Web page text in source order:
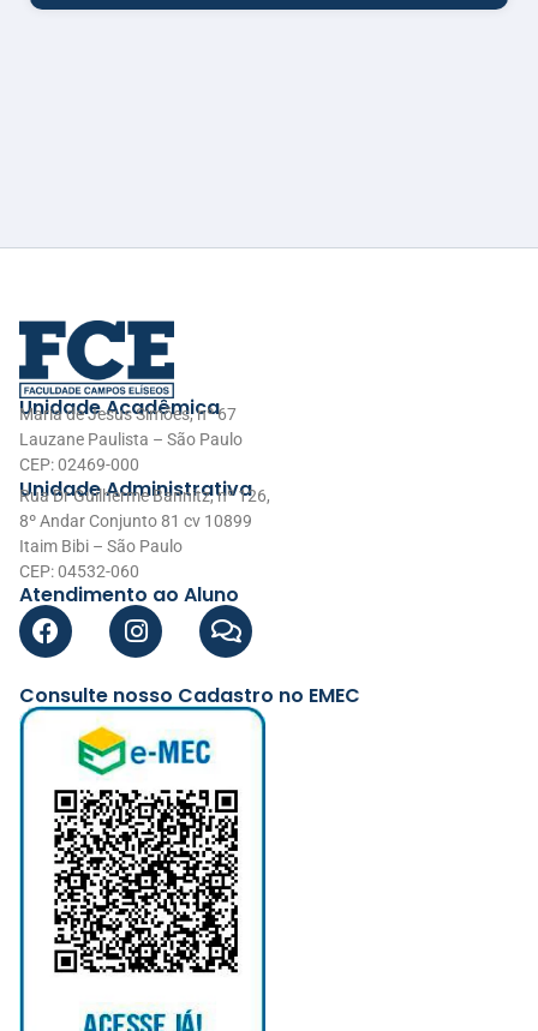
Unidade Acadêmica
Maria de Jesus Simões, nº 67
Lauzane Paulista – São Paulo
CEP: 02469-000
Unidade Administrativa
Rua Dr Guilherme Bannitz, nº 126,
8º Andar Conjunto 81 cv 10899
Itaim Bibi – São Paulo
CEP: 04532-060
Atendimento ao Aluno
Consulte nosso Cadastro no EMEC